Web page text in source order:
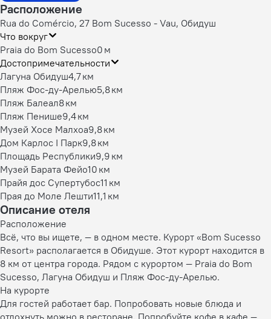
Расположение
Rua do Comércio, 27 Bom Sucesso - Vau, Обидуш
Что вокруг
Praia do Bom Sucesso0 м
Достопримечательности
Лагуна Обидуш4,7 км
Пляж Фос-ду-Арелью5,8 км
Пляж Балеал8 км
Пляж Пенише9,4 км
Музей Хосе Малхоа9,8 км
Дом Карлос I Парк9,8 км
Площадь Республики9,9 км
Музей Барата Фейо10 км
Прайя дос Супертубос11 км
Прая до Моле Лешти11,1 км
Описание отеля
Расположение
Всё, что вы ищете, — в одном месте. Курорт «Bom Sucesso
Resort» располагается в Обидуше. Этот курорт находится в
8 км от центра города. Рядом с курортом — Praia do Bom
Sucesso, Лагуна Обидуш и Пляж Фос-ду-Арелью.
На курорте
Для гостей работает бар. Попробовать новые блюда и
отдохнуть можно в ресторане. Попробуйте кофе в кафе —